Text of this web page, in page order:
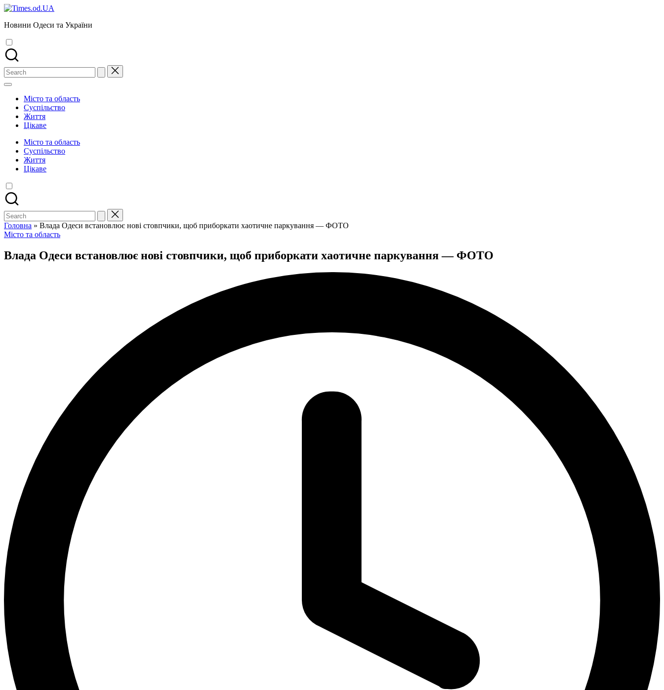
Skip
content
Новини Одеси та України
Search
for:
Місто та область
Суспільство
Життя
Цікаве
Місто та область
Суспільство
Життя
Цікаве
Search
for:
Головна » Влада Одеси встановлює нові стовпчики, щоб приборкати хаотичне паркування — ФОТО
Posted
Місто та область
Влада Одеси встановлює нові стовпчики, щоб приборкати хаотичне паркування — ФОТО